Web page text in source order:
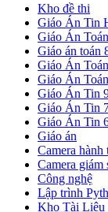
Kho đề thi
Giáo Án Tin
Giáo Án
Giáo án toán
Giáo Án
Giáo Án
Giáo Án Tin
Giáo Án Tin
Giáo Án Tin
Giáo án
Camera hành
Camera giám
Công nghệ
Lập trình
Kho Tài Liệu